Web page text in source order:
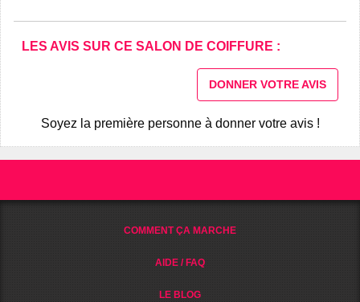
LES AVIS SUR CE SALON DE COIFFURE :
DONNER VOTRE AVIS
Soyez la première personne à donner votre avis !
COMMENT ÇA MARCHE
AIDE / FAQ
LE BLOG